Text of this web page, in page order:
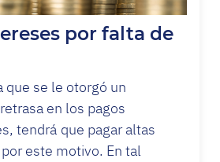
por falta de
que se le otorgó un
en los pagos
tendrá que pagar altas
este motivo. En tal